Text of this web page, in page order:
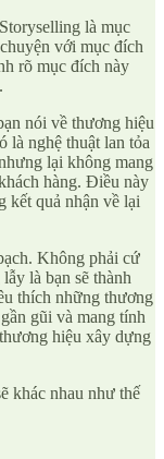
là mục
với mục đích
rõ mục đích này
nói về thương hiệu
là nghệ thuật lan tỏa
lại không mang
hàng. Điều này
kết quả nhận về lại
Không phải cứ
là bạn sẽ thành
thích những thương
gũi và mang tính
hiệu xây dựng
khác nhau như thế